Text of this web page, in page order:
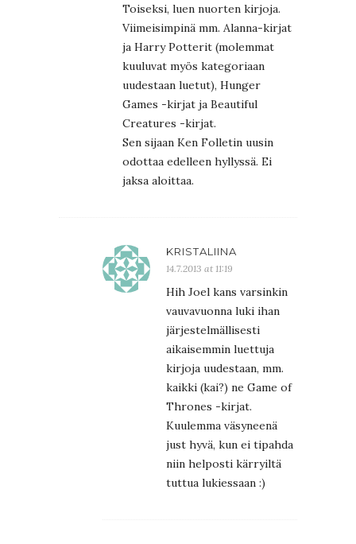
Toiseksi, luen nuorten kirjoja.
Viimeisimpinä mm. Alanna-kirjat
ja Harry Potterit (molemmat
kuuluvat myös kategoriaan
uudestaan luetut), Hunger
Games -kirjat ja Beautiful
Creatures -kirjat.
Sen sijaan Ken Folletin uusin
odottaa edelleen hyllyssä. Ei
jaksa aloittaa.
KRISTALIINA
14.7.2013 at 11:19
Hih Joel kans varsinkin
vauvavuonna luki ihan
järjestelmällisesti
aikaisemmin luettuja
kirjoja uudestaan, mm.
kaikki (kai?) ne Game of
Thrones -kirjat.
Kuulemma väsyneenä
just hyvä, kun ei tipahda
niin helposti kärryiltä
tuttua lukiessaan :)